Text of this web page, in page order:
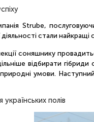
Strube,
стали
соняшнику
відбирати гібриди
умови.
полів